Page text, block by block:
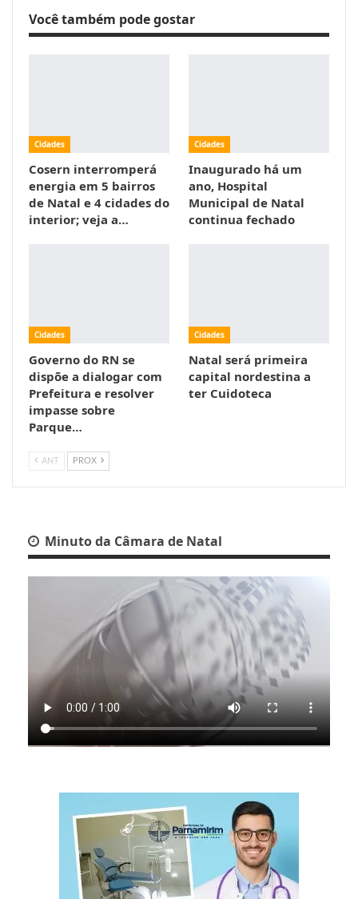
Você também pode gostar
Cidades
Cosern interromperá
energia em 5 bairros
de Natal e 4 cidades do
interior; veja a…
Cidades
Inaugurado há um
ano, Hospital
Municipal de Natal
continua fechado
Cidades
Governo do RN se
dispõe a dialogar com
Prefeitura e resolver
impasse sobre
Parque…
Cidades
Natal será primeira
capital nordestina a
ter Cuidoteca
ANT PROX
Minuto da Câmara de Natal